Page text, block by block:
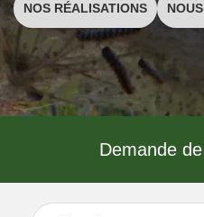
NOS RÉALISATIONS
Demande